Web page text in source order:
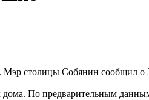
Мэр столицы Собянин сообщил
дома. По предварительным